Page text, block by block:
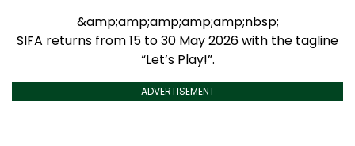
&amp;amp;amp;amp;amp;nbsp;
SIFA returns from 15 to 30 May 2026 with the tagline
“Let’s Play!”.
ADVERTISEMENT